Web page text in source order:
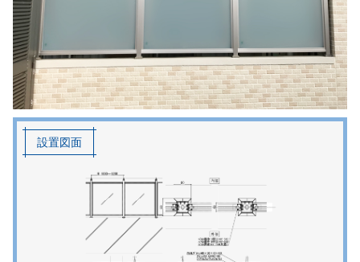
設置図面